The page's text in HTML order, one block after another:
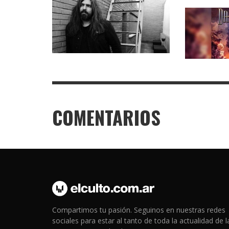
COMENTARIOS
Compartimos tu pasión. Seguinos en nuestras redes
sociales para estar al tanto de toda la actualidad de